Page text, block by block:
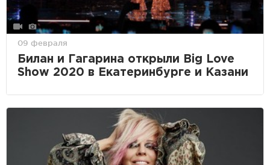
09 февраля
Билан и Гагарина открыли Big Love
Show 2020 в Екатеринбурге и Казани